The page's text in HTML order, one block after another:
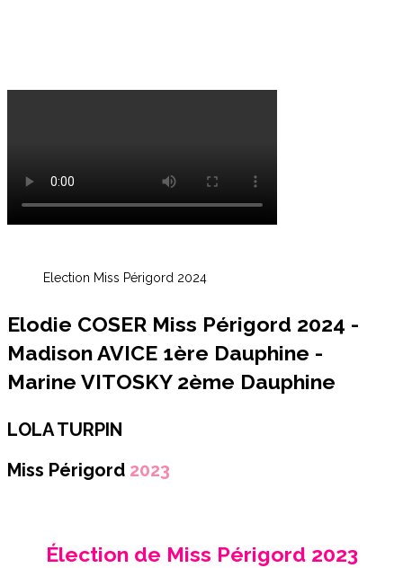
Election Miss Périgord 2024
Elodie COSER Miss Périgord 2024 -
Madison AVICE 1ère Dauphine -
Marine VITOSKY 2ème Dauphine
LOLA TURPIN
Miss Périgord 2023
Élection de Miss Périgord 2023